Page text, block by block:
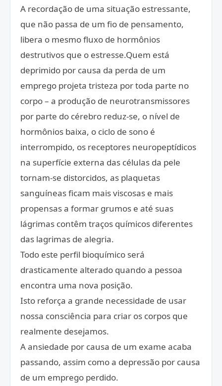
A recordação de uma situação estressante,
que não passa de um fio de pensamento,
libera o mesmo fluxo de hormônios
destrutivos que o estresse.Quem está
deprimido por causa da perda de um
emprego projeta tristeza por toda parte no
corpo – a produção de neurotransmissores
por parte do cérebro reduz-se, o nível de
hormônios baixa, o ciclo de sono é
interrompido, os receptores neuropeptídicos
na superfície externa das células da pele
tornam-se distorcidos, as plaquetas
sanguíneas ficam mais viscosas e mais
propensas a formar grumos e até suas
lágrimas contêm traços químicos diferentes
das lagrimas de alegria.
Todo este perfil bioquímico será
drasticamente alterado quando a pessoa
encontra uma nova posição.
Isto reforça a grande necessidade de usar
nossa consciência para criar os corpos que
realmente desejamos.
A ansiedade por causa de um exame acaba
passando, assim como a depressão por causa
de um emprego perdido.